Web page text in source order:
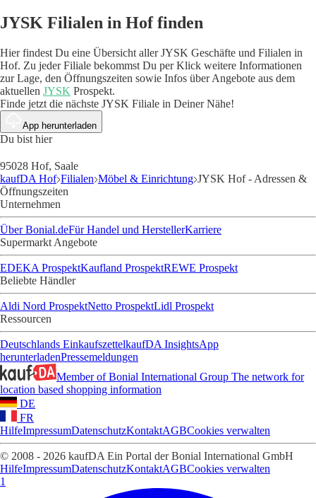
JYSK Filialen in Hof finden
Hier findest Du eine Übersicht aller JYSK Geschäfte und Filialen in
Hof. Zu jeder Filiale bekommst Du per Klick weitere Informationen
zur Lage, den Öffnungszeiten sowie Infos über Angebote aus dem
aktuellen JYSK Prospekt.
Finde jetzt die nächste JYSK Filiale in Deiner Nähe!
App herunterladen
Du bist hier
95028 Hof, Saale
kaufDA Hof Filialen Möbel & Einrichtung JYSK Hof - Adressen &
Öffnungszeiten
Unternehmen
Über Bonial.deFür Handel und HerstellerKarriere
Supermarkt Angebote
EDEKA ProspektKaufland ProspektREWE Prospekt
Beliebte Händler
Aldi Nord ProspektNetto ProspektLidl Prospekt
Ressourcen
Deutschlands EinkaufszettelkaufDA InsightsApp
herunterladenPressemeldungen
Member of Bonial International Group The network for
location based shopping information
DE
FR
HilfeImpressumDatenschutzKontaktAGBCookies verwalten
© 2008 - 2026 kaufDA Ein Portal der Bonial International GmbH
HilfeImpressumDatenschutzKontaktAGBCookies verwalten
1